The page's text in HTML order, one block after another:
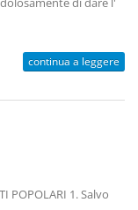
continua a leggere
POPOLARI 1. Salvo